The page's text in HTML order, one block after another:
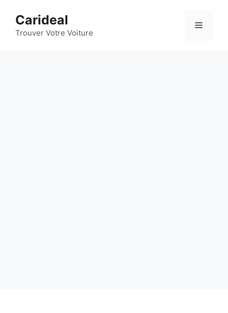
contenu
Carideal
Trouver Votre Voiture
Menu